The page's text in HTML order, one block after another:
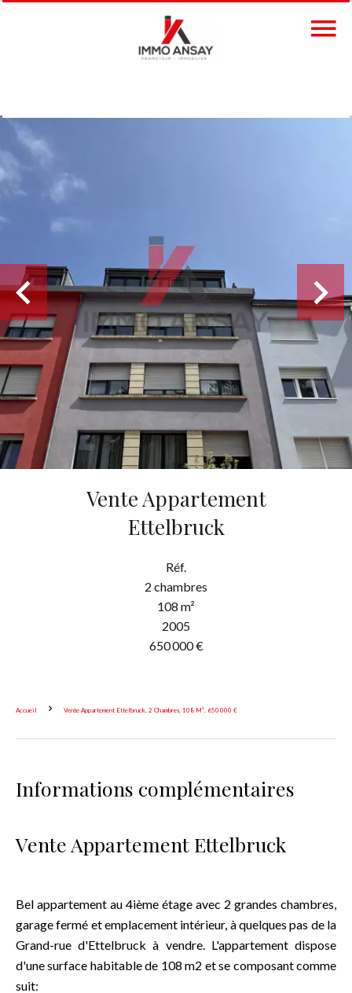
Vente Appartement
Ettelbruck
Réf.
2 chambres
108 m²
2005
650 000 €
Accueil Vente Appartement Ettelbruck, 2 Chambres, 108 M², 650 000 €
Informations complémentaires
Vente Appartement Ettelbruck
Bel appartement au 4ième étage avec 2 grandes chambres,
garage fermé et emplacement intérieur, à quelques pas de la
Grand-rue d'Ettelbruck à vendre. L'appartement dispose
d'une surface habitable de 108 m2 et se composant comme
suit: